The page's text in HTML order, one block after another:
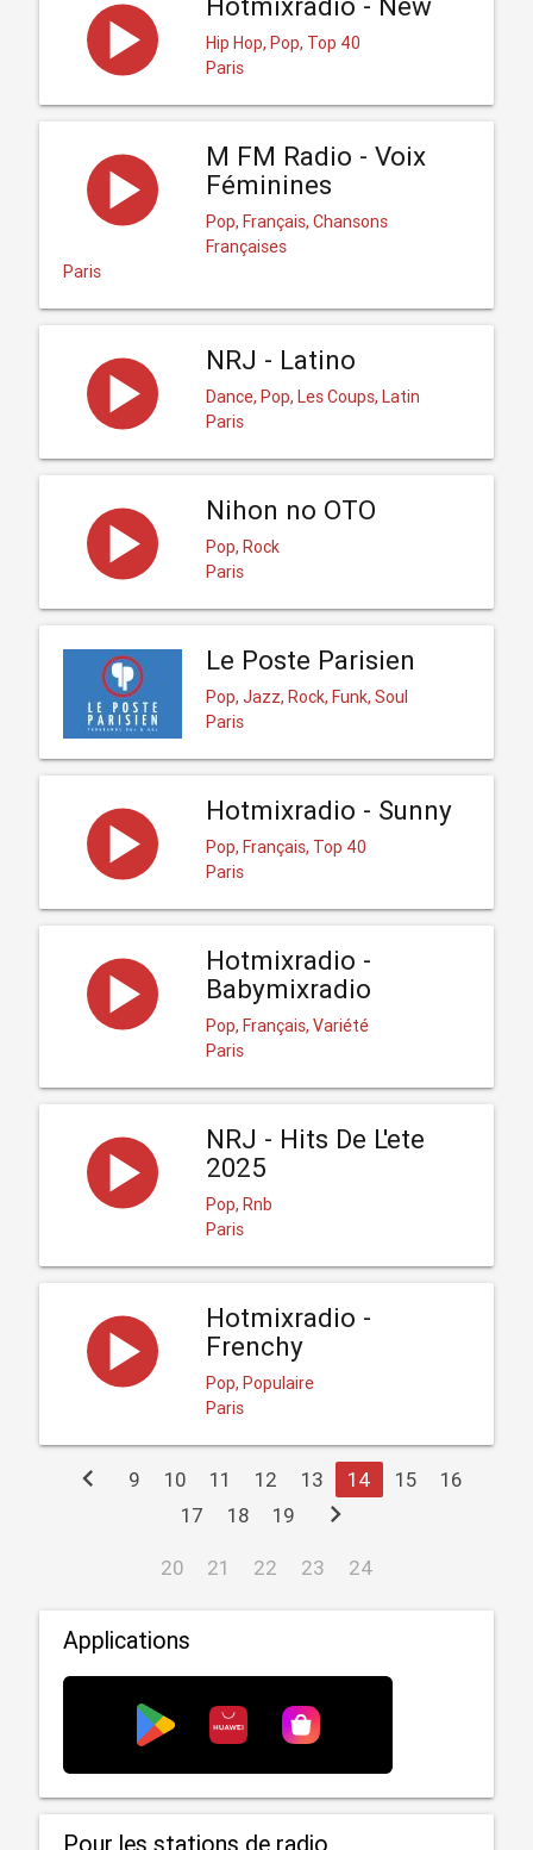
Hotmixradio - New
Hip Hop, Pop, Top 40
Paris
M FM Radio - Voix
Féminines
Pop, Français, Chansons
Françaises
Paris
NRJ - Latino
Dance, Pop, Les Coups, Latin
Paris
Nihon no OTO
Pop, Rock
Paris
Le Poste Parisien
Pop, Jazz, Rock, Funk, Soul
Paris
Hotmixradio - Sunny
Pop, Français, Top 40
Paris
Hotmixradio -
Babymixradio
Pop, Français, Variété
Paris
NRJ - Hits De L'ete
2025
Pop, Rnb
Paris
Hotmixradio -
Frenchy
Pop, Populaire
Paris
chevron_left 9 10 11 12 13 14 15
16
17
18 19 chevron_right
20 21 22 23 24
Applications
Pour les stations de radio